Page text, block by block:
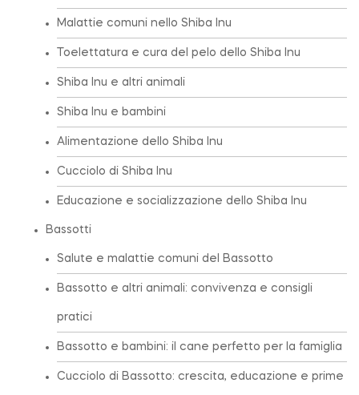
Malattie comuni nello Shiba Inu
Toelettatura e cura del pelo dello Shiba Inu
Shiba Inu e altri animali
Shiba Inu e bambini
Alimentazione dello Shiba Inu
Cucciolo di Shiba Inu
Educazione e socializzazione dello Shiba Inu
Bassotti
Salute e malattie comuni del Bassotto
Bassotto e altri animali: convivenza e consigli
pratici
Bassotto e bambini: il cane perfetto per la famiglia
Cucciolo di Bassotto: crescita, educazione e prime